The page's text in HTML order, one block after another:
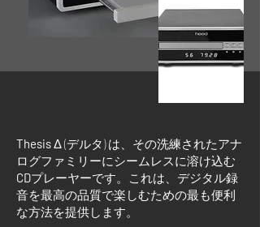
ThesisΔ (デルタ) は、その洗練されたアナ
ログファミリーにシームレスに溶け込む
CDプレーヤーです。これは、デジタル録
音を最高の品質で楽しむための最も便利
な方法を提供します。